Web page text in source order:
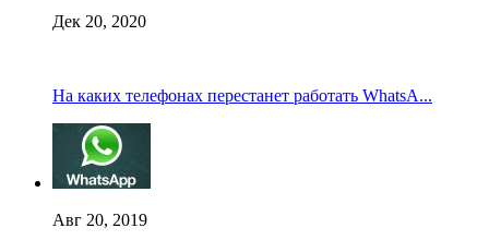
Дек 20, 2020
На каких телефонах перестанет работать WhatsA...
Авг 20, 2019